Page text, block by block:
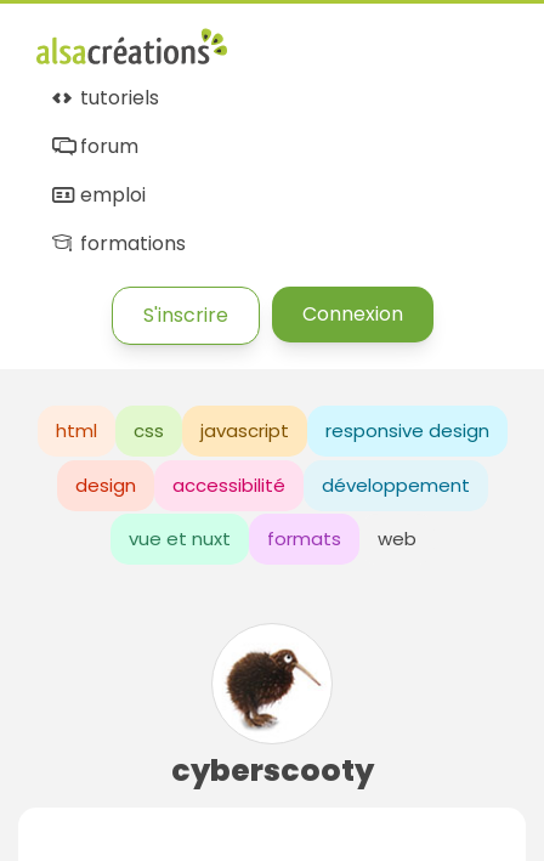
tutoriels
forum
emploi
formations
S'inscrire Connexion
html css javascript responsive design
design accessibilité développement
vue et nuxt formats web
cyberscooty